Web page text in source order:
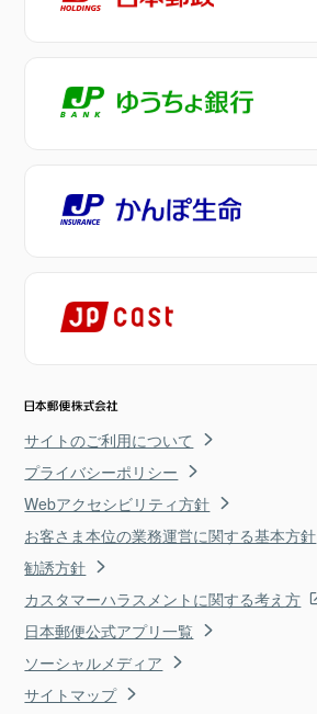
サイトのご利用について
プライバシーポリシー
Webアクセシビリティ方針
お客さま本位の業務運営に関する基本方針
勧誘方針
カスタマーハラスメントに関する考え方
日本郵便公式アプリ一覧
ソーシャルメディア
サイトマップ